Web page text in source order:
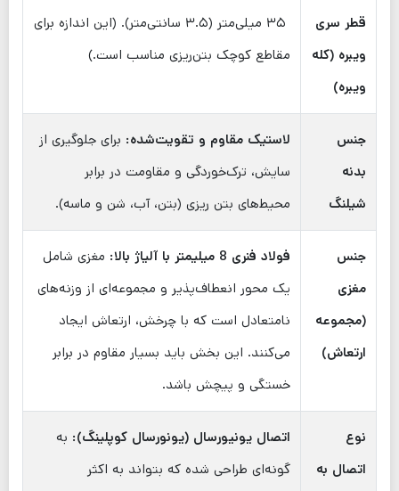
قطر سری
ویبره (کله
ویبره)
۳۵ میلی‌متر (۳.۵ سانتی‌متر). (این اندازه برای
مقاطع کوچک بتن‌ریزی مناسب است.)
جنس
بدنه
شیلنگ
لاستیک مقاوم و تقویت‌شده: برای جلوگیری از
سایش، ترک‌خوردگی و مقاومت در برابر
محیط‌های بتن ریزی (بتن، آب، شن و ماسه).
جنس
مغزی
(مجموعه
ارتعاش)
فولاد فنری 8 میلیمتر با آلیاژ بالا:
مغزی شامل
یک محور انعطاف‌پذیر و مجموعه‌ای از وزنه‌های
نامتعادل است که با چرخش، ارتعاش ایجاد
می‌کنند. این بخش باید بسیار مقاوم در برابر
خستگی و پیچش باشد.
نوع
اتصال به
اتصال یونیورسال (یونورسال کوپلینگ): به
گونه‌ای طراحی شده که بتواند به اکثر